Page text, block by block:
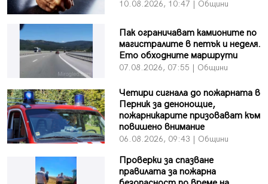
10.08.2026, 10:47 | Общини
Пак ограничават камионите по
магистралите в петък и неделя.
Ето обходните маршрути
07.08.2026, 07:55 | Общини
Четири сигнала до пожарната в
Перник за денонощие,
пожарникарите призовават към
повишено внимание
06.08.2026, 09:43 | Общини
Проверки за спазване
правилата за пожарна